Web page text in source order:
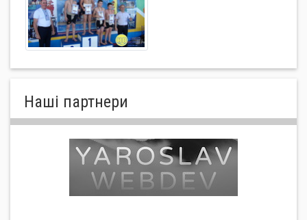
Нашi партнери